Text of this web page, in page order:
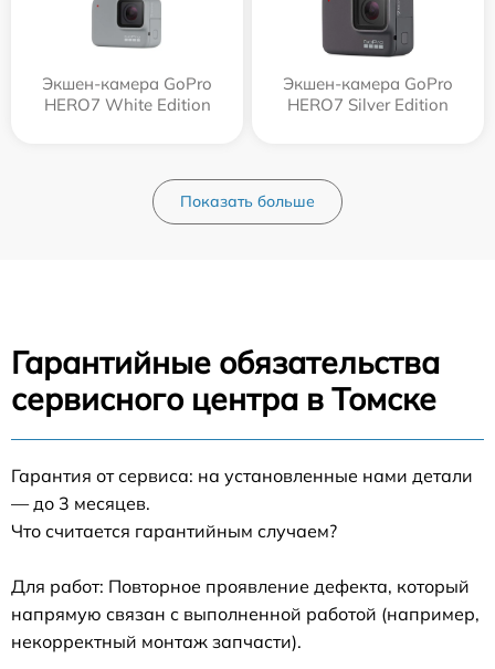
Экшен-камера GoPro
HERO7 White Edition
Экшен-камера GoPro
HERO7 Silver Edition
Показать больше
Гарантийные обязательства
сервисного центра в Томске
Гарантия от сервиса: на установленные нами детали
— до 3 месяцев.
Что считается гарантийным случаем?
Для работ: Повторное проявление дефекта, который
напрямую связан с выполненной работой (например,
некорректный монтаж запчасти).